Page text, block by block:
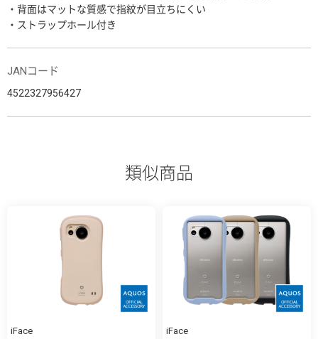
・背面はマットな質感で指紋が目立ちにくい
・ストラップホール付き
JANコード
4522327956427
類似商品
iFace iFace